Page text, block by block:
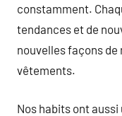
constamment.
tendances et de
nouvelles façons de
vêtements.
Nos habits ont